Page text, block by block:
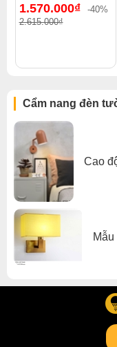
đèn tường.
Xem thêm:
Đèn
1.570.000₫
-40%
2.615.000₫
Cẩm nang đèn
Cao